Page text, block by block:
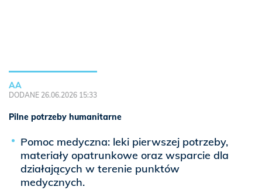
AA
DODANE 26.06.2026 15:33
Pilne potrzeby humanitarne
Pomoc medyczna: leki pierwszej potrzeby,
materiały opatrunkowe oraz wsparcie dla
działających w terenie punktów
medycznych.